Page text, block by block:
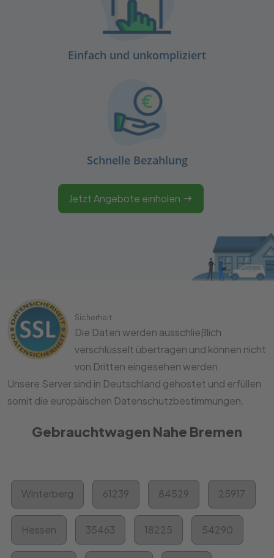
Einfach und unkompliziert
Schnelle Bezahlung
Jetzt Angebote einholen
Sicherheit
Die Daten werden ausschließlich
verschlüsselt übertragen und können nicht
von Dritten eingesehen werden.
Unsere Server sind in Deutschland gehostet und erfüllen
somit die europäischen Datenschutzbestimmungen.
Gebrauchtwagen Nahe Bremen
Winterberg 61239 84529 25917
Hessen 35463 18225 54290